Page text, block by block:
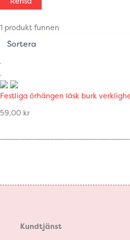
1 produkt funnen
Festliga örhängen läsk burk
59,00 kr
Kundtjänst